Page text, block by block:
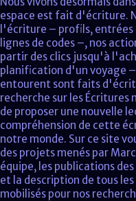
espace est fait d'écriture.
l'écriture – profils, entrées
lignes de codes –, nos
partir des clics jusqu'à
planification d'un voyage
entourent sont faits
recherche sur les
de proposer une nouvelle
compréhension de cette
notre monde. Sur ce site
des projets menés par
équipe, les publications
et la description de tous
mobilisés pour nos